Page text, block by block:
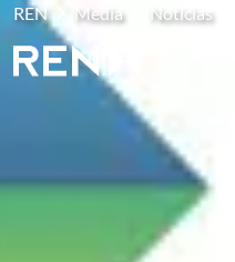
REN Media Notícias